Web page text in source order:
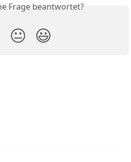
Frage beantwortet?
😐 😃